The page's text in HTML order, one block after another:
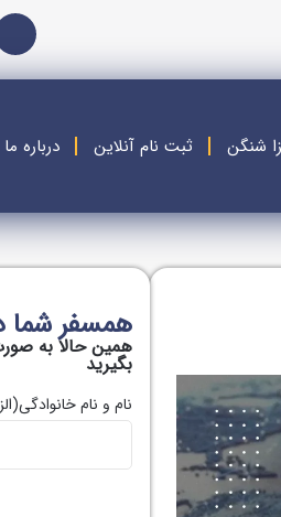
شنگن ثبت نام آنلاین درباره ما
همسفر شما
همین حالا به
بگیريد
نام و نام خانوادگی